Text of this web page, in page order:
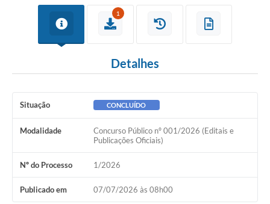
Editais
A Nossa Cidade
Ambiente
Turismo
Tributos
1
Detalhes
Situação CONCLUÍDO
Modalidade
Concurso Público nº 001/2026 (Editais e
Publicações Oficiais)
Nº do Processo 1/2026
Publicado em 07/07/2026 às 08h00